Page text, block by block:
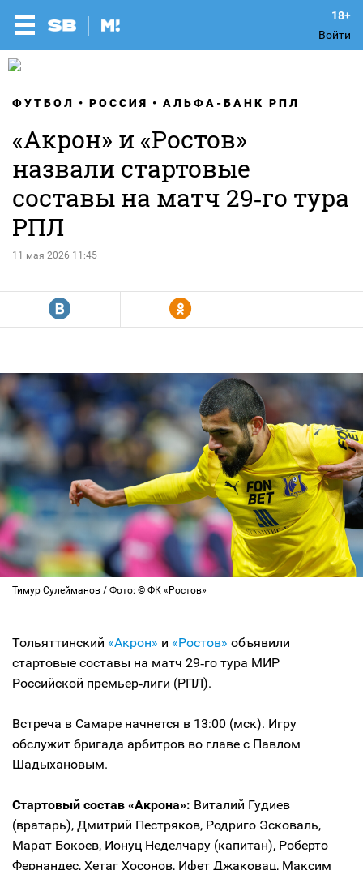
Войти
ФУТБОЛ РОССИЯ АЛЬФА-БАНК РПЛ
«Акрон» и «Ростов»
назвали стартовые
составы на матч 29‑го тура
РПЛ
11 мая 2026 11:45
R Y
Тимур Сулейманов / Фото: © ФК «Ростов»
Тольяттинский «Акрон» и «Ростов» объявили
стартовые составы на матч 29‑го тура МИР
Российской премьер‑лиги (РПЛ).
Встреча в Самаре начнется в 13:00 (мск). Игру
обслужит бригада арбитров во главе с Павлом
Шадыхановым.
Стартовый состав «Акрона»: Виталий Гудиев
(вратарь), Дмитрий Пестряков, Родриго Эсковаль,
Марат Бокоев, Ионуц Неделчару (капитан), Роберто
Фернандес, Хетаг Хосонов, Ифет Джаковац, Максим